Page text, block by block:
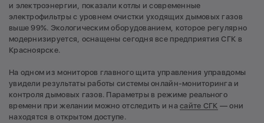
и электроэнергии, показали котлы и современные
электрофильтры с уровнем очистки уходящих дымовых газов
выше 99%. Экологическим оборудованием, которое регулярно
модернизируется, оснащены сегодня все предприятия СГК в
Красноярске.
На одном из мониторов главного щита управления управдомы
увидели результаты работы системы онлайн-мониторинга и
контроля дымовых газов. Параметры в режиме реального
времени при желании можно отследить и насайте СГК — они
находятся в открытом доступе.